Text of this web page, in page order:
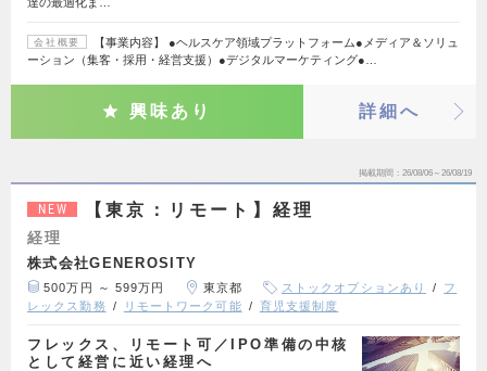
会社概要
【事業内容】 ●ヘルスケア領域プラットフォーム●メディア＆ソリュ
ーション（集客・採用・経営支援）●デジタルマーケティング●…
興味あり 詳細へ
掲載期間 26/08/06～26/08/19
NEW 【東京：リモート】経理
経理
株式会社GENEROSITY
500万円 ～ 599万円 東京都 ストックオプションあり
フ
レックス勤務
リモートワーク可能 育児支援制度
フレックス、リモート可／IPO準備の中核
として経営に近い経理へ